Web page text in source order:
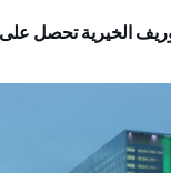
الخيرية تحصل على